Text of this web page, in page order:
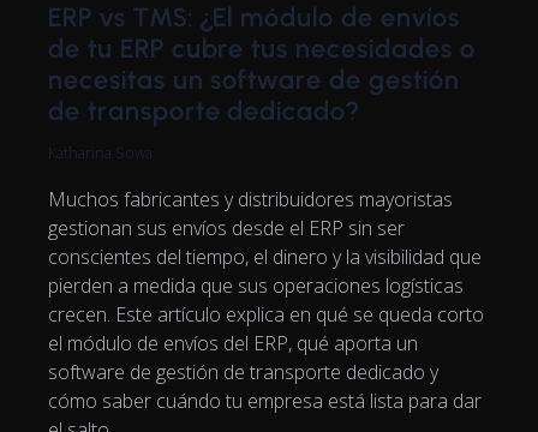
ERP vs TMS: ¿El módulo de envíos
de tu ERP cubre tus necesidades o
necesitas un software de gestión
de transporte dedicado?
Katharina Sowa
Muchos fabricantes y distribuidores mayoristas
gestionan sus envíos desde el ERP sin ser
conscientes del tiempo, el dinero y la visibilidad que
pierden a medida que sus operaciones logísticas
crecen. Este artículo explica en qué se queda corto
el módulo de envíos del ERP, qué aporta un
software de gestión de transporte dedicado y
cómo saber cuándo tu empresa está lista para dar